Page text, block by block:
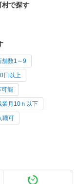
村で探す
舗数1～9
日以上
可能
業月10ｈ以下
職可